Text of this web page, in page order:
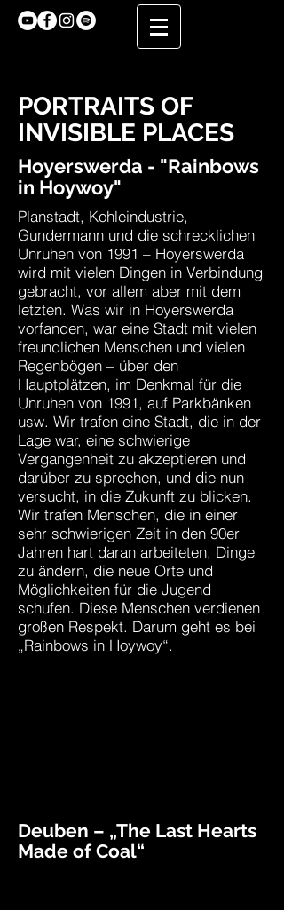
PORTRAITS OF
INVISIBLE PLACES
Hoyerswerda - "Rainbows
in Hoywoy"
Planstadt, Kohleindustrie,
Gundermann und die schrecklichen
Unruhen von 1991 – Hoyerswerda
wird mit vielen Dingen in Verbindung
gebracht, vor allem aber mit dem
letzten. Was wir in Hoyerswerda
vorfanden, war eine Stadt mit vielen
freundlichen Menschen und vielen
Regenbögen – über den
Hauptplätzen, im Denkmal für die
Unruhen von 1991, auf Parkbänken
usw. Wir trafen eine Stadt, die in der
Lage war, eine schwierige
Vergangenheit zu akzeptieren und
darüber zu sprechen, und die nun
versucht, in die Zukunft zu blicken.
Wir trafen Menschen, die in einer
sehr schwierigen Zeit in den 90er
Jahren hart daran arbeiteten, Dinge
zu ändern, die neue Orte und
Möglichkeiten für die Jugend
schufen. Diese Menschen verdienen
großen Respekt. Darum geht es bei
„Rainbows in Hoywoy“.
Deuben – „The Last Hearts
Made of Coal“